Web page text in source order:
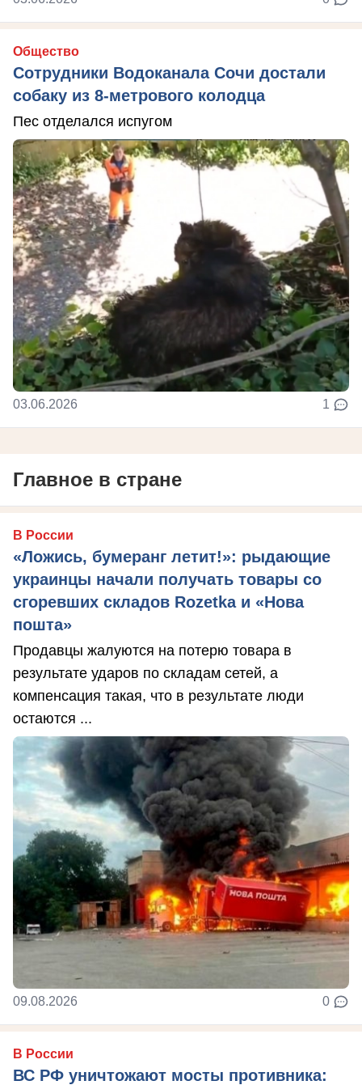
Общество
Сотрудники Водоканала Сочи достали
собаку из 8-метрового колодца
Пес отделался испугом
03.06.2026 1
Главное в стране
В России
«Ложись, бумеранг летит!»: рыдающие
украинцы начали получать товары со
сгоревших складов Rozetka и «Нова
пошта»
Продавцы жалуются на потерю товара в
результате ударов по складам сетей, а
компенсация такая, что в результате люди
остаются ...
09.08.2026 0
В России
ВС РФ уничтожают мосты противника: